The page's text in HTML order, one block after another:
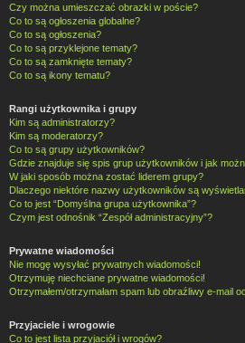
Czy można umieszczać obrazki w poście?
Co to są ogłoszenia globalne?
Co to są ogłoszenia?
Co to są przyklejone tematy?
Co to są zamknięte tematy?
Co to są ikony tematu?
Rangi użytkownika i grupy
Kim są administratorzy?
Kim są moderatorzy?
Co to są grupy użytkowników?
Gdzie znajduje się spis grup użytkowników i jak
W jaki sposób można zostać liderem grupy?
Dlaczego niektóre nazwy użytkowników są
Co to jest “Domyślna grupa użytkownika”?
Czym jest odnośnik “Zespół administracyjny”?
Prywatne wiadomości
Nie mogę wysyłać prywatnych wiadomości!
Otrzymuję niechciane prywatne wiadomości!
Otrzymałem/otrzymałam spam lub obraźliwy e-mail
Przyjaciele i wrogowie
Co to jest lista przyjaciół i wrogów?